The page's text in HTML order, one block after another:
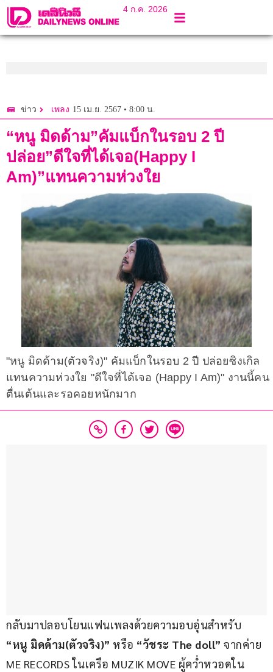
4 ก.ค. 2026
ข่าว เพลง 15 เม.ย. 2567 • 8:00 น.
“หนู มิดด้าม”คัมแบ็กในรอบ 2 ปี
ปล่อย”ดีใจที่ได้เจอ(Happy I
Am)”แทนความห่วงใย
"หนู มิดด้าม(ตัวจริง)" คัมแบ็กในรอบ 2 ปี ปล่อยซิงเกิล
แทนความห่วงใย "ดีใจที่ได้เจอ (Happy I Am)" งานนี้คน
ตื่นเต้นและรอคอยหนักมาก
กลับมาปลอบโยนแฟนเพลงด้วยความอบอุ่นสำหรับ
“หนู มิดด้าม(ตัวจริง)” หรือ “วัชระ The doll” จากค่าย
ME RECORDS ในเครือ MUZIK MOVE ผู้คว่ำหวอดใน